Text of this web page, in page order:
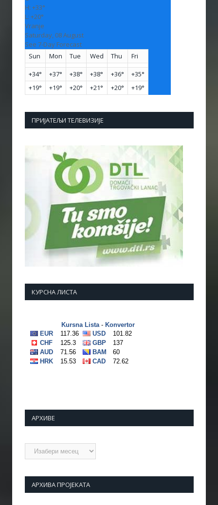
H: +33°
L: +20°
Vranje
Saturday, 08 August
See 7-Day Forecast
Sun
Mon Tue Wed Thu Fri
+34° +37° +38° +38° +36° +35°
+19° +19° +20° +21° +20° +19°
ПРИЈАТЕЉИ ТЕЛЕВИЗИЈЕ
КУРСНА ЛИСТА
АРХИВЕ
Архиве
АРХИВА ПРОЈЕКАТА